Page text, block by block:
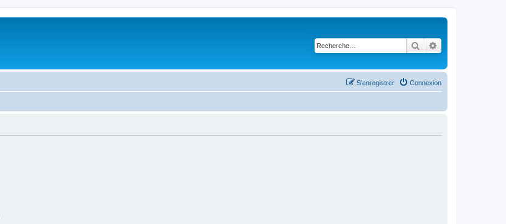
Rechercher
Connexion
S’enregistrer